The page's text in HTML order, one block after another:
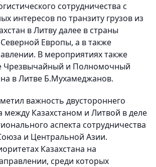
сотрудничества с
интересов по транзиту грузов из
в Литву далее в страны
Европы, а в также
В мероприятиях также
Чрезвычайный и Полномочный
в Литве Б.Мухамеджанов.
важность двустороннего
между Казахстаном и Литвой в деле
аспекта сотрудничества
и Центральной Азии.
Казахстана на
среди которых